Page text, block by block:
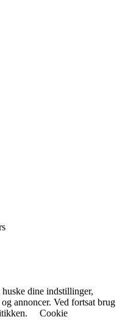
dine indstillinger,
annoncer. Ved fortsat brug
Cookie